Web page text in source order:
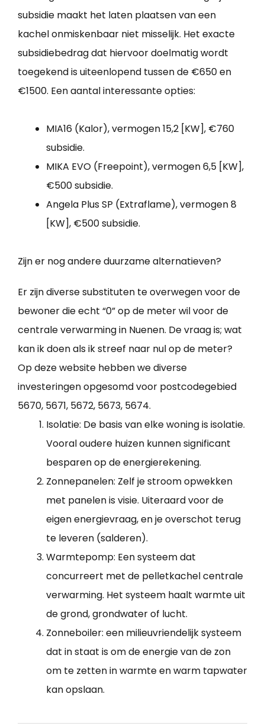
subsidie maakt het laten plaatsen van een
kachel onmiskenbaar niet misselijk. Het exacte
subsidiebedrag dat hiervoor doelmatig wordt
toegekend is uiteenlopend tussen de €650 en
€1500. Een aantal interessante opties:
MIA16 (Kalor), vermogen 15,2 [KW], €760
subsidie.
MIKA EVO (Freepoint), vermogen 6,5 [KW],
€500 subsidie.
Angela Plus SP (Extraflame), vermogen 8
[KW], €500 subsidie.
Zijn er nog andere duurzame alternatieven?
Er zijn diverse substituten te overwegen voor de
bewoner die echt “0” op de meter wil voor de
centrale verwarming in Nuenen. De vraag is; wat
kan ik doen als ik streef naar nul op de meter?
Op deze website hebben we diverse
investeringen opgesomd voor postcodegebied
5670, 5671, 5672, 5673, 5674.
Isolatie: De basis van elke woning is isolatie.
Vooral oudere huizen kunnen significant
besparen op de energierekening.
Zonnepanelen: Zelf je stroom opwekken
met panelen is visie. Uiteraard voor de
eigen energievraag, en je overschot terug
te leveren (salderen).
Warmtepomp: Een systeem dat
concurreert met de pelletkachel centrale
verwarming. Het systeem haalt warmte uit
de grond, grondwater of lucht.
Zonneboiler: een milieuvriendelijk systeem
dat in staat is om de energie van de zon
om te zetten in warmte en warm tapwater
kan opslaan.